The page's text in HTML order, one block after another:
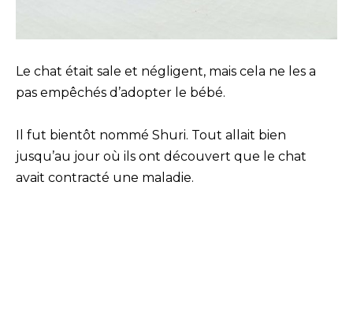
Le chat était sale et négligent, mais cela ne les a
pas empêchés d’adopter le bébé.
Il fut bientôt nommé Shuri. Tout allait bien
jusqu’au jour où ils ont découvert que le chat
avait contracté une maladie.